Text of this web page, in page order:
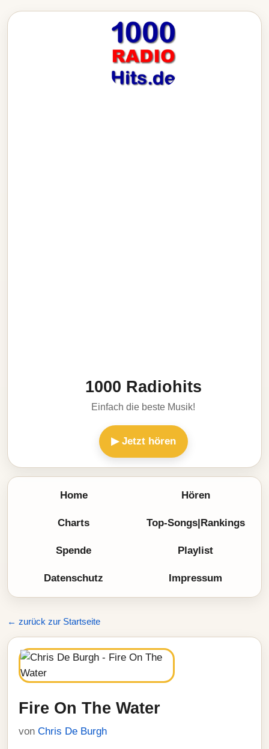
1000 Radiohits
Einfach die beste Musik!
▶ Jetzt hören
Home Hören
Charts Top-Songs|Rankings
Spende Playlist
Datenschutz Impressum
← zurück zur Startseite
Fire On The Water
von Chris De Burgh